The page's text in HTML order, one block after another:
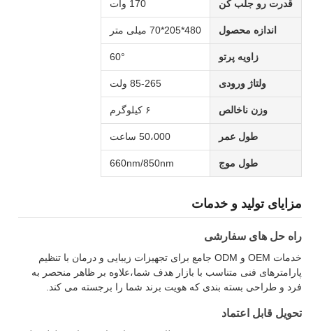
قدرت رو جلب کن 170 وات
اندازه محصول 480*205*70 میلی متر
زاویه پرتو 60°
ولتاژ ورودی 85-265 ولت
وزن ناخالص ۶ کیلوگرم
طول عمر 50،000 ساعت
طول موج 660nm/850nm
مزایای تولید و خدمات
راه حل های سفارشی
خدمات OEM و ODM جامع برای تجهیزات زیبایی و درمان با تنظیم
پارامترهای فنی متناسب با بازار هدف شما،علاوه بر ظاهر منحصر به
فرد و طراحی بسته بندی که هویت برند شما را برجسته می کند.
تحویل قابل اعتماد